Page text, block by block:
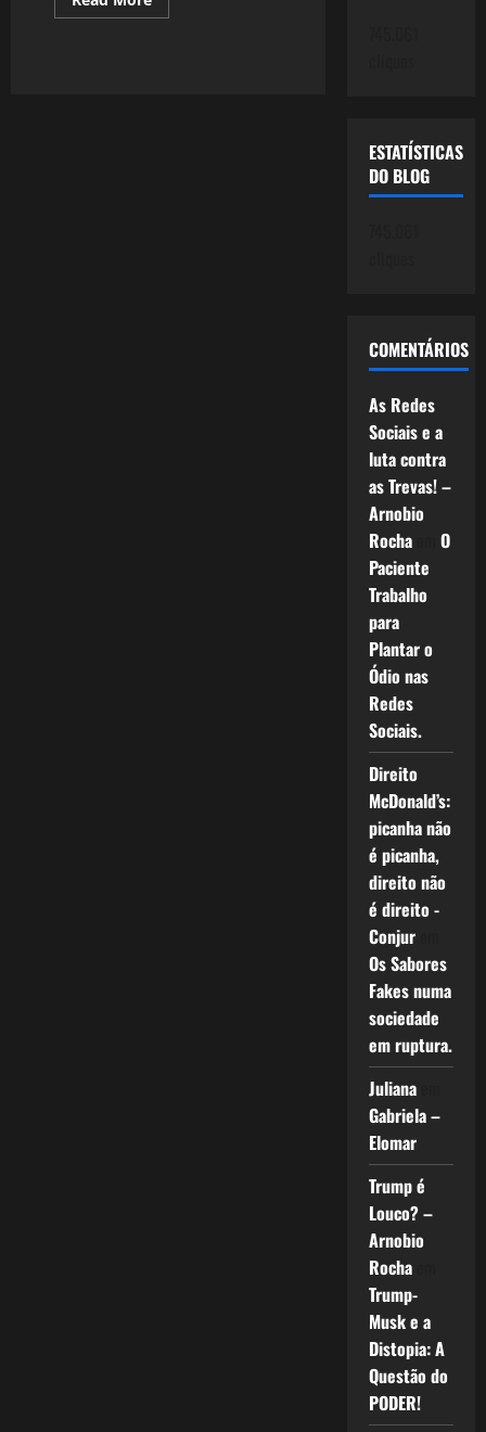
more
ESTATÍSTICAS
DO BLOG
COMENTÁRIOS
As Redes
Sociais e a
luta contra
as Trevas! –
Arnobio
Rochaem O
Paciente
Trabalho
para
Plantar o
Ódio nas
Redes
Sociais.
Direito
McDonald’s:
picanha não
é picanha,
direito não
é direito -
Conjurem
Os Sabores
Fakes numa
sociedade
em ruptura.
Julianaem
Gabriela –
Elomar
Trump é
Louco? –
Arnobio
Rochaem
Trump-
Musk e a
Distopia: A
Questão do
PODER!